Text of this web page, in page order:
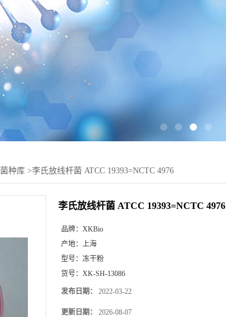
菌种库 >李氏放线杆菌 ATCC 19393=NCTC 4976
李氏放线杆菌 ATCC 19393=NCTC 4976
品牌： XKBio
产地： 上海
型号： 冻干粉
货号： XK-SH-13086
发布日期： 2022-03-22
更新日期： 2026-08-07